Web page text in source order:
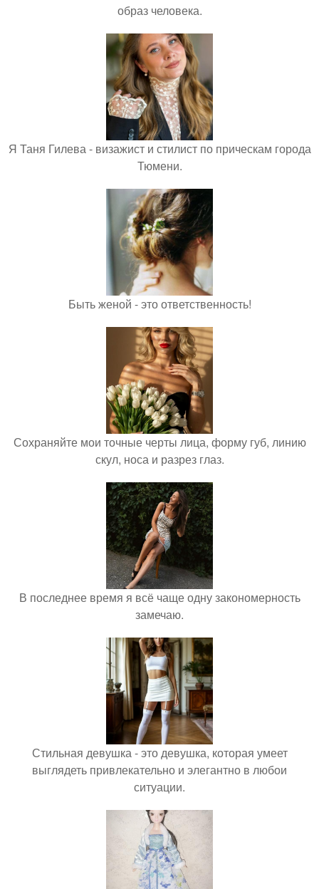
образ человека.
Я Таня Гилева - визажист и стилист по прическам города
Тюмени.
Быть женой - это ответственность!
Сохраняйте мои точные черты лица, форму губ, линию
скул, носа и разрез глаз.
В последнее время я всё чаще одну закономерность
замечаю.
Стильная девушка - это девушка, которая умеет
выглядеть привлекательно и элегантно в любои
ситуации.